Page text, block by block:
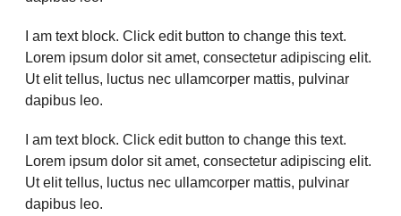
I am text block. Click edit button to change this text.
Lorem ipsum dolor sit amet, consectetur adipiscing elit.
Ut elit tellus, luctus nec ullamcorper mattis, pulvinar
dapibus leo.
I am text block. Click edit button to change this text.
Lorem ipsum dolor sit amet, consectetur adipiscing elit.
Ut elit tellus, luctus nec ullamcorper mattis, pulvinar
dapibus leo.